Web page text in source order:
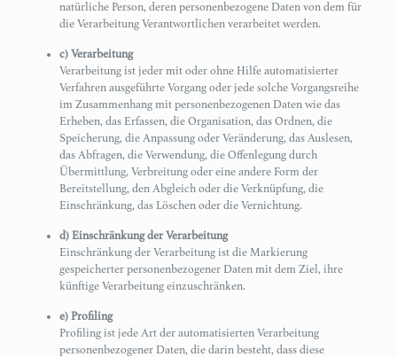
natürliche Person, deren personenbezogene Daten von dem für
die Verarbeitung Verantwortlichen verarbeitet werden.
c) Verarbeitung
Verarbeitung ist jeder mit oder ohne Hilfe automatisierter
Verfahren ausgeführte Vorgang oder jede solche Vorgangsreihe
im Zusammenhang mit personenbezogenen Daten wie das
Erheben, das Erfassen, die Organisation, das Ordnen, die
Speicherung, die Anpassung oder Veränderung, das Auslesen,
das Abfragen, die Verwendung, die Offenlegung durch
Übermittlung, Verbreitung oder eine andere Form der
Bereitstellung, den Abgleich oder die Verknüpfung, die
Einschränkung, das Löschen oder die Vernichtung.
d) Einschränkung der Verarbeitung
Einschränkung der Verarbeitung ist die Markierung
gespeicherter personenbezogener Daten mit dem Ziel, ihre
künftige Verarbeitung einzuschränken.
e) Profiling
Profiling ist jede Art der automatisierten Verarbeitung
personenbezogener Daten, die darin besteht, dass diese